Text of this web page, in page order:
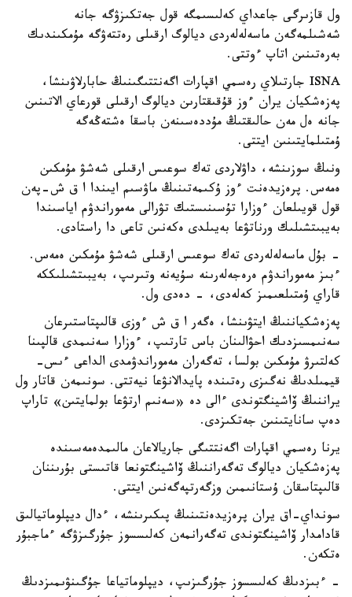
ول قازىرگى جاعداي كەلىسىمگە قول جەتكىزۋگە جانە
شەشىلمەگەن ماسەلەلەردى ديالوگ ارقىلى رەتتەۋگە مۇمكىندىك
بەرەتىنىن اتاپ ءوتتى.
ISNA جارتىلاي رەسمي اقپارات اگەنتتىگىنىڭ حابارلاۋىنشا،
پەزەشكيان يران ءوز قۇقىقتارىن ديالوگ ارقىلى قورعاي الاتىنىن
جانە ەل مەن حالىقتىڭ مۇددەسىنەن باسقا ەشتەڭەگە
ۇمتىلمايتىنىن ايتتى.
ونىڭ سوزىنشە، داۋلاردى تەك سوعىس ارقىلى شەشۋ مۇمكىن
ەمەس. پرەزيدەنت ءوز ۇكىمەتىنىڭ ماۋسىم ايىندا ا ق ش-پەن
قول قويىلعان ءوزارا تۇسىنىستىك تۋرالى مەموراندۋم اياسىندا
بەيبىتشىلىك ورناتۋعا بەيىلدى ەكەنىن تاعى دا راستادى.
- بۇل ماسەلەلەردى تەك سوعىس ارقىلى شەشۋ مۇمكىن ەمەس.
ءبىز مەموراندۋم ەرەجەلەرىنە سۇيەنە وتىرىپ، بەيبىتشىلىككە
قاراي ۇمتىلعىمىز كەلەدى، - دەدى ول.
پەزەشكياننىڭ ايتۋىنشا، ەگەر ا ق ش ءوزى قالىپتاستىرعان
سەنىمسىزدىك احۋالىنان باس تارتىپ، ءوزارا سەنىمدى قالپىنا
كەلتىرۋ مۇمكىن بولسا، تەگەران مەموراندۋمدى الداعى ءىس-
قيمىلدىڭ نەگىزى رەتىندە پايدالانۋعا نيەتتى. سونىمەن قاتار ول
يراننىڭ ۆاشينگتوندى ءالى دە «سەنىم ارتۋعا بولمايتىن» تاراپ
دەپ سانايتىنىن جەتكىزدى.
يرنا رەسمي اقپارات اگەنتتىگى جاريالاعان مالىمدەمەسىندە
پەزەشكيان ديالوگ تەگەراننىڭ ۆاشينگتونعا قاتىستى بۇرىننان
قالىپتاسقان ۇستانىمىن وزگەرتپەگەنىن ايتتى.
سونداي-اق يران پرەزيدەنتىنىڭ پىكىرىنشە، ءدال ديپلوماتيالىق
قادامدار ۆاشينگتوندى تەگەرانمەن كەلىسسوز جۇرگىزۋگە ءماجبۇر
ەتكەن.
- ءبىزدىڭ كەلىسسوز جۇرگىزىپ، ديپلوماتياعا جۇگىنۋىمىزدىڭ